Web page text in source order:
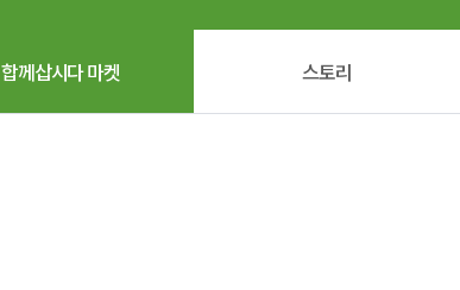
합께삽시다 마켓 스토리